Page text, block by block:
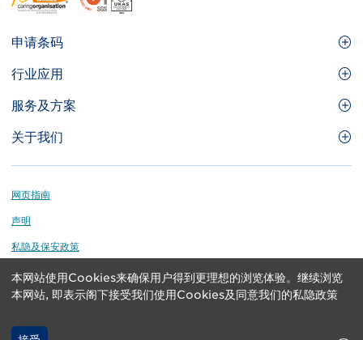
Footer
Site
Menu
申请条码
GS1条码
实用工具及资源
行业应用
食品及餐饮服务
运输及物流
服务及方案
品牌保护
关于我们
关于香港货品编码协会
业界应用的标准
认识我们的团队
刊物
联络我们
Footer
网页指南
声明
私隐及保安政策
GS1 is a registered trademark of GS1 AISBL. Copyright ©
2024 GS1 Hong Kong Limited. All rights reserved.
本网站使用Cookies来确保用户得到更理想的浏览体验。继续浏览
本网站, 即表示阁下接受我们使用Cookies及同意我们的私隐政策